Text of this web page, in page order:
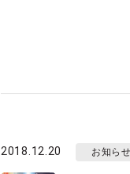
2018.12.20 お知らせ